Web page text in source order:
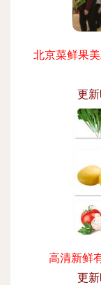
北京菜鲜果
更
高清新鲜
更